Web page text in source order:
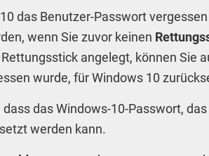
das Benutzer-Passwort
wenn Sie zuvor keinen
angelegt, können Sie
wurde, für Windows 10
das Windows-10-Passwort,
werden kann.